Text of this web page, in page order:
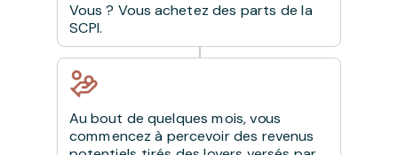
Au bout de quelques mois, vous
commencez à percevoir des revenus
Vous ? Vous achetez des parts de la
SCPI.